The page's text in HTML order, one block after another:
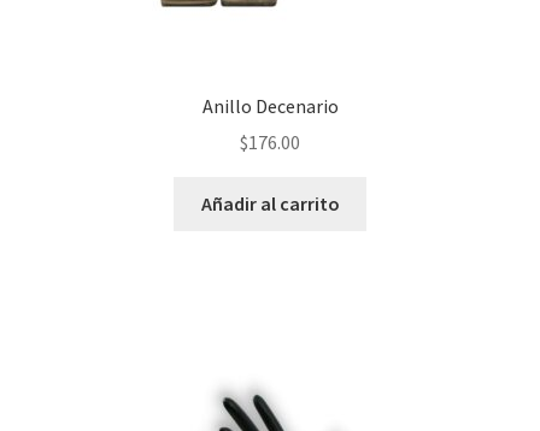
Anillo Decenario
$176.00
Añadir al carrito